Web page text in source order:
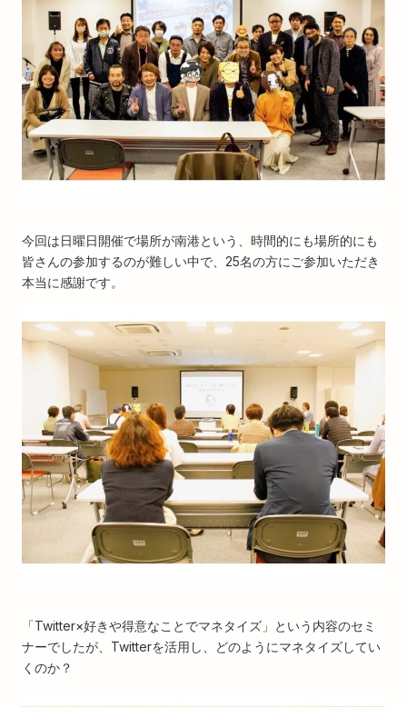
今回は日曜日開催で場所が南港という、時間的にも場所的にも
皆さんの参加するのが難しい中で、25名の方にご参加いただき
本当に感謝です。
「Twitter×好きや得意なことでマネタイズ」という内容のセミ
ナーでしたが、Twitterを活用し、どのようにマネタイズしてい
くのか？